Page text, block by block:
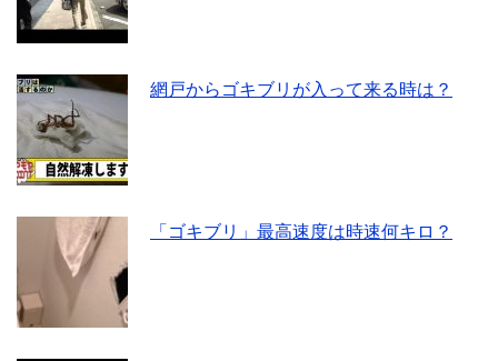
網戸からゴキブリが入って来る時は？
「ゴキブリ」最高速度は時速何キロ？